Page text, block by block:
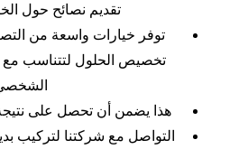
تقديم نصائح حول
توفر خيارات واسعة من
تخصيص الحلول لتتناسب مع
هذا يضمن أن تحصل على
التواصل مع شركتنا لتركيب